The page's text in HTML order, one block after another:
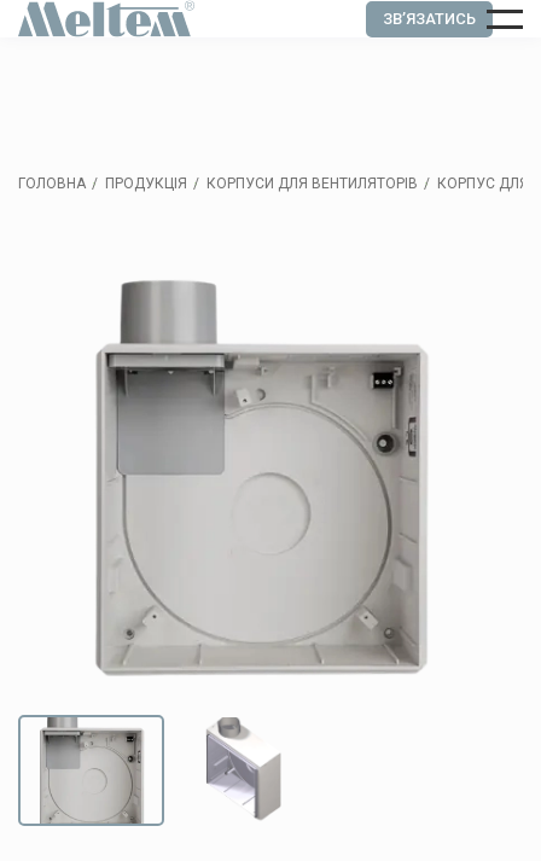
ЗВ’ЯЗАТИСЬ
ГОЛОВНА ПРОДУКЦІЯ КОРПУСИ ДЛЯ ВЕНТИЛЯТОРІВ КОРПУС ДЛЯ